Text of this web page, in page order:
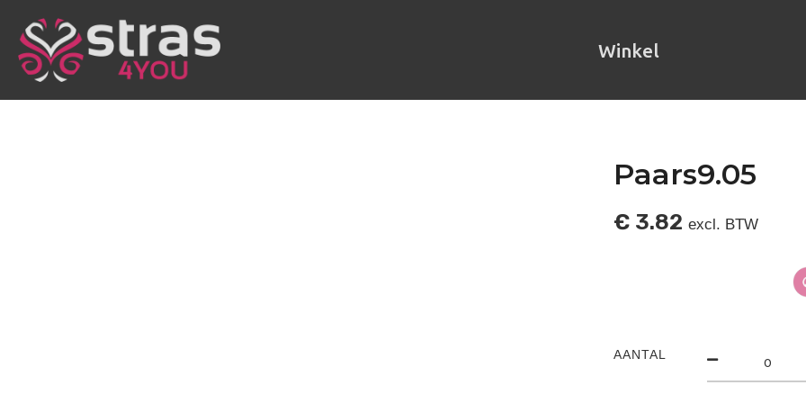
Winkel
Paars9.05
€ 3.82 excl. BTW
AANTAL